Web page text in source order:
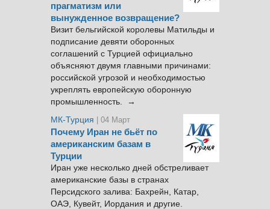
прагматизм или
вынужденное возвращение?
Визит бельгийской королевы Матильды и
подписание девяти оборонных
соглашений с Турцией официально
объясняют двумя главными причинами:
российской угрозой и необходимостью
укреплять европейскую оборонную
промышленность. →
МК-Турция
| 04 Март
Почему Иран не бьёт по
американским базам в
Турции
Иран уже несколько дней обстреливает
американские базы в странах
Персидского залива: Бахрейн, Катар,
ОАЭ, Кувейт, Иордания и другие.